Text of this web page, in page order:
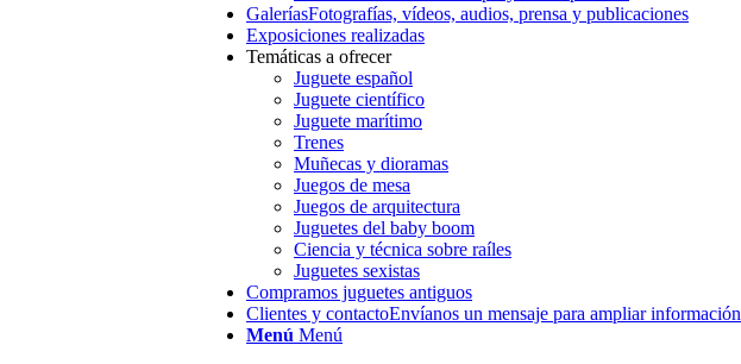
GaleríasFotografías, vídeos, audios, prensa y publicaciones
Exposiciones realizadas
Temáticas a ofrecer
Juguete español
Juguete científico
Juguete marítimo
Trenes
Muñecas y dioramas
Juegos de mesa
Juegos de arquitectura
Juguetes del baby boom
Ciencia y técnica sobre raíles
Juguetes sexistas
Compramos juguetes antiguos
Clientes y contactoEnvíanos un mensaje para ampliar información
Menú Menú